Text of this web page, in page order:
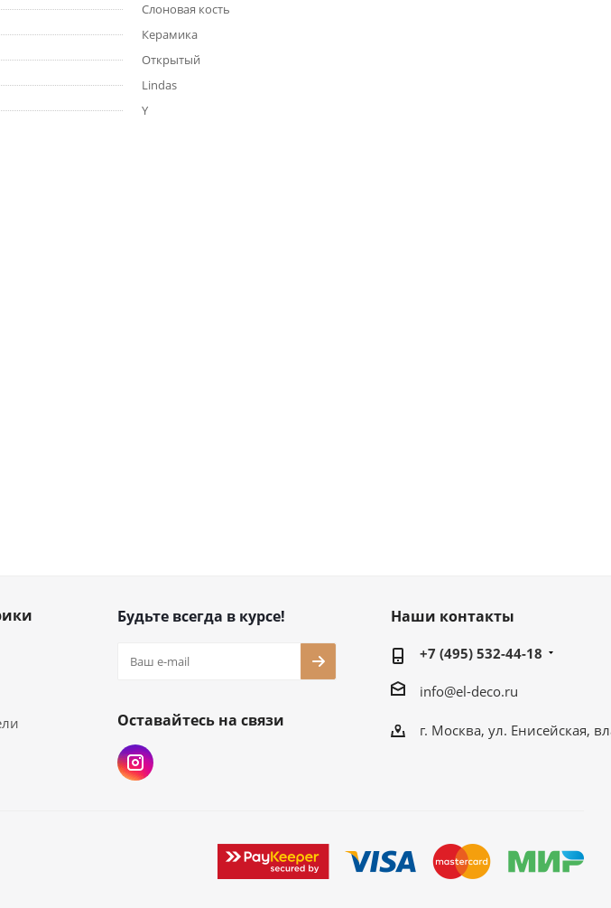
Слоновая кость
Керамика
Открытый
Lindas
Y
Будьте всегда в курсе!
Оставайтесь на связи
Наши контакты
+7 (495) 532-44-18
info@el-deco.ru
г. Москва, ул. Енисейская,